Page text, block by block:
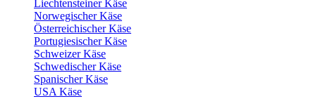
Liechtensteiner Käse
Norwegischer Käse
Österreichischer Käse
Portugiesischer Käse
Schweizer Käse
Schwedischer Käse
Spanischer Käse
USA Käse